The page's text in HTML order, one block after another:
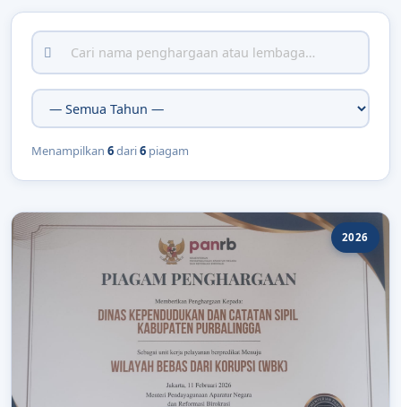
Menampilkan 6dari6 piagam
2026